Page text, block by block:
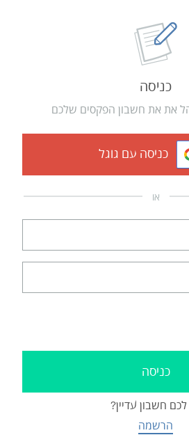
כניסה
את את חשבון הפקסים שלכם
כניסה עם גוגל
או
לכם חשבון עדיין?
הרשמה